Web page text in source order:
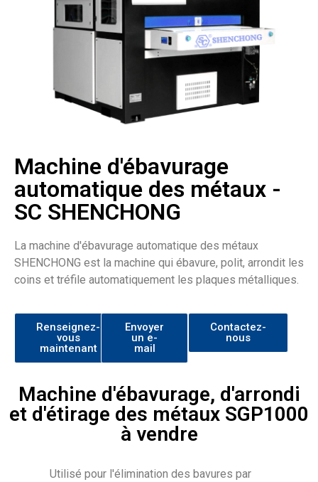
Machine d'ébavurage
automatique des métaux -
SC SHENCHONG
La machine d'ébavurage automatique des métaux
SHENCHONG est la machine qui ébavure, polit, arrondit les
coins et tréfile automatiquement les plaques métalliques.
Renseignez-
vous
maintenant
Envoyer
un e-
mail
Contactez-
nous
Machine d'ébavurage, d'arrondi
et d'étirage des métaux SGP1000
à vendre
Utilisé pour l'élimination des bavures par